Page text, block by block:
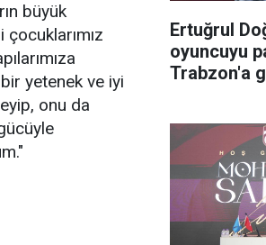
büyük
yetenek ve iyi
onu da
Ertuğrul
oyuncuyu
Trabzon'a